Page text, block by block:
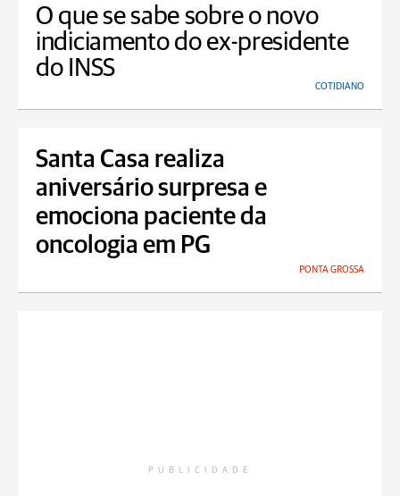
O que se sabe sobre o novo
indiciamento do ex-presidente
do INSS
COTIDIANO
Santa Casa realiza
aniversário surpresa e
emociona paciente da
oncologia em PG
PONTA GROSSA
PUBLICIDADE